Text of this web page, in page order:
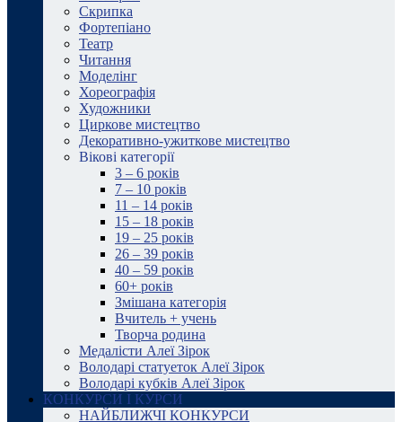
Скрипка
Фортепіано
Театр
Читання
Моделінг
Хореографія
Художники
Циркове мистецтво
Декоративно-ужиткове мистецтво
Вікові категорії
3 – 6 років
7 – 10 років
11 – 14 років
15 – 18 років
19 – 25 років
26 – 39 років
40 – 59 років
60+ років
Змішана категорія
Вчитель + учень
Творча родина
Медалісти Алеї Зірок
Володарі статуеток Алеї Зірок
Володарі кубків Алеї Зірок
КОНКУРСИ І КУРСИ
НАЙБЛИЖЧІ КОНКУРСИ